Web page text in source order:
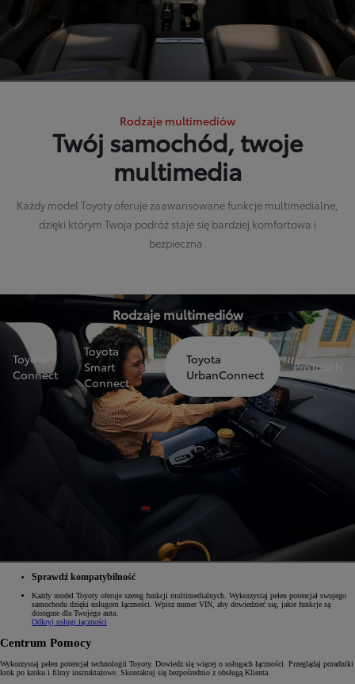
Rodzaje multimediów
Twój samochód, twoje
multimedia
Każdy model Toyoty oferuje zaawansowane funkcje multimedialne,
dzięki którym Twoja podróż staje się bardziej komfortowa i
bezpieczna.
Rodzaje multimediów
Toyota
Connect
Toyota
Smart
Connect
Toyota
UrbanConnect
ProTouch
Sprawdź kompatybilność
Każdy model Toyoty oferuje szereg funkcji multimedialnych. Wykorzystaj pełen potencjał swojego
samochodu dzięki usługom łączności. Wpisz numer VIN, aby dowiedzieć się, jakie funkcje są
dostępne dla Twojego auta.
Odkryj usługi łączności
Centrum Pomocy
Wykorzystaj pełen potencjał technologii Toyoty. Dowiedz się więcej o usługach łączności. Przeglądaj poradniki
krok po kroku i filmy instruktażowe. Skontaktuj się bezpośrednio z obsługą Klienta.